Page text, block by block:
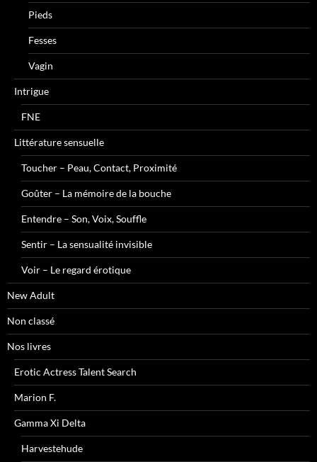
Pieds
Fesses
Vagin
Intrigue
FNE
Littérature sensuelle
Toucher – Peau, Contact, Proximité
Goûter – La mémoire de la bouche
Entendre – Son, Voix, Souffle
Sentir – La sensualité invisible
Voir – Le regard érotique
New Adult
Non classé
Nos livres
Erotic Actress Talent Search
Marion F.
Gamma Xi Delta
Harvestehude